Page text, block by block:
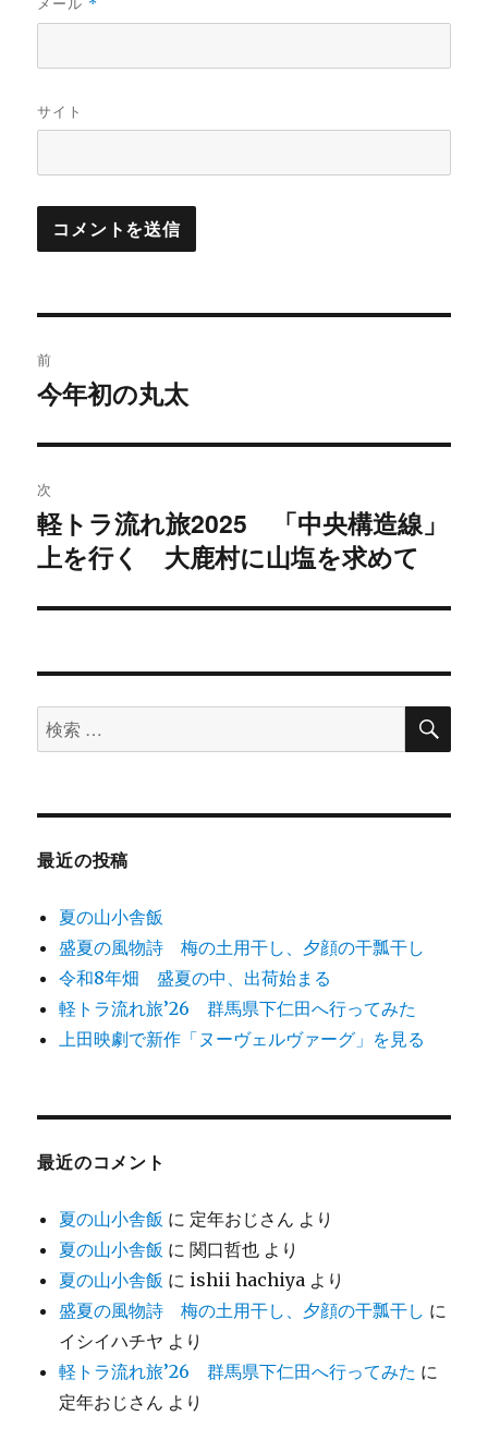
*
サイト
稿
ビ
ゲ
ー
シ
ン
前
過
の
投
稿:
今年初の丸太
次
次
の
稿:
軽トラ流れ旅2025 「中央構造線」
上を行く 大鹿村に山塩を求めて
検
索
象:
検
最近の投稿
夏の山小舎飯
盛夏の風物詩 梅の土用干し、夕顔の干瓢干し
令和8年畑 盛夏の中、出荷始まる
軽トラ流れ旅’26 群馬県下仁田へ行ってみた
上田映劇で新作「ヌーヴェルヴァーグ」を見る
最近のコメント
夏の山小舎飯 に 定年おじさん より
夏の山小舎飯 に関口哲也 より
夏の山小舎飯 に ishii hachiya より
盛夏の風物詩 梅の土用干し、夕顔の干瓢干し に
イシイハチヤ より
軽トラ流れ旅’26 群馬県下仁田へ行ってみた に
定年おじさん より